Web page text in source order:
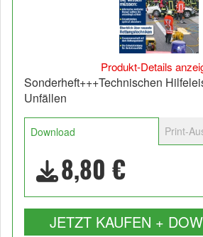
Produkt-Details
Sonderheft+++Technischen
Unfällen
Download Print-
8,80 €
JETZT KAUFEN +